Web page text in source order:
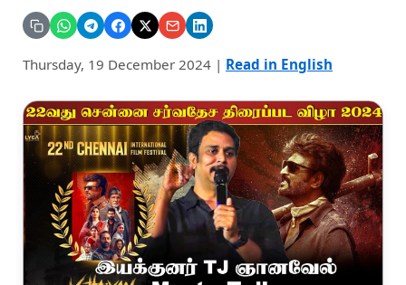
Thursday, 19 December 2024 | Read in English